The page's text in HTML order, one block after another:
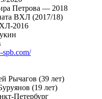
Петрова — 2018
ВХЛ (2017/18)
2016
spb.com/
Рычагов (39 лет)
(19 лет)
Петербург